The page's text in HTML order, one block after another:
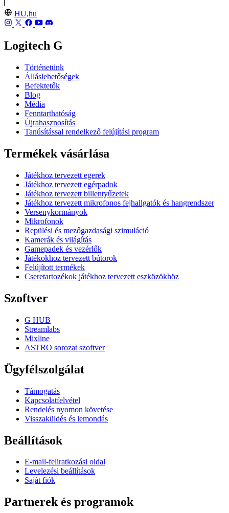
HU,hu
Logitech G
Történetünk
Álláslehetőségek
Befektetők
Blog
Média
Fenntarthatóság
Újrahasznosítás
Tanúsítással rendelkező felújítási program
Termékek vásárlása
Játékhoz tervezett egerek
Játékhoz tervezett egérpadok
Játékhoz tervezett billentyűzetek
Játékhoz tervezett mikrofonos fejhallgatók és hangrendszer
Versenykormányok
Mikrofonok
Repülési és mezőgazdasági szimuláció
Kamerák és világítás
Gamepadek és vezérlők
Játékokhoz tervezett bútorok
Felújított termékek
Cseretartozékok játékhoz tervezett eszközökhöz
Szoftver
G HUB
Streamlabs
Mixline
ASTRO sorozat szoftver
Ügyfélszolgálat
Támogatás
Kapcsolatfelvétel
Rendelés nyomon követése
Visszaküldés és lemondás
Beállítások
E-mail-feliratkozási oldal
Levelezési beállítások
Saját fiók
Partnerek és programok